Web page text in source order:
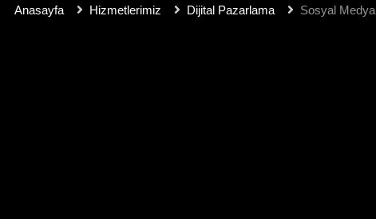
Anasayfa Hizmetlerimiz Dijital Pazarlama Sosyal Medya